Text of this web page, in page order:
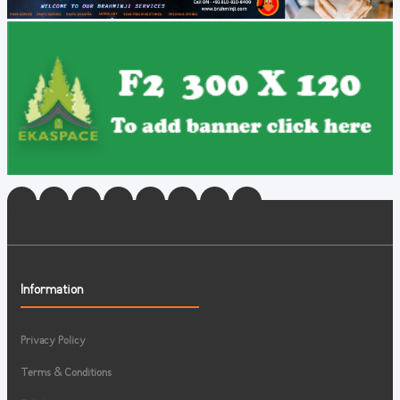
Information
Privacy Policy
Terms & Conditions